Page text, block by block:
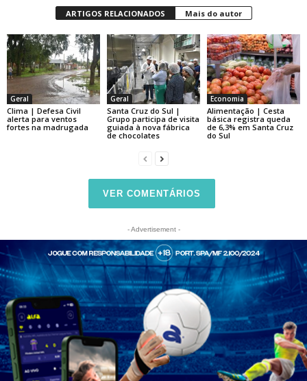
ARTIGOS RELACIONADOS Mais do autor
Geral
Clima | Defesa Civil
alerta para ventos
fortes na madrugada
Geral
Santa Cruz do Sul |
Grupo participa de visita
guiada à nova fábrica
de chocolates
Economia
Alimentação | Cesta
básica registra queda
de 6,3% em Santa Cruz
do Sul
VER COMENTÁRIOS
- Advertisement -